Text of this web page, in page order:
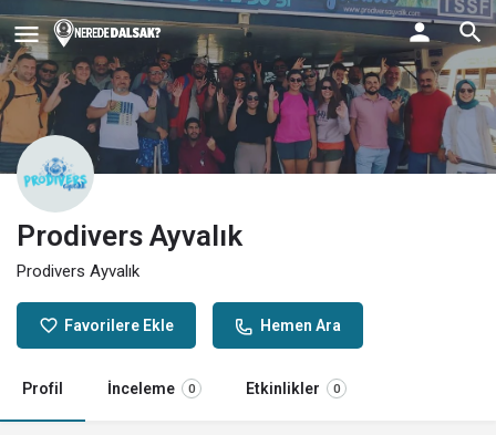
Prodivers Ayvalık
Prodivers Ayvalık
Favorilere Ekle Hemen Ara
Profil İnceleme 0 Etkinlikler 0